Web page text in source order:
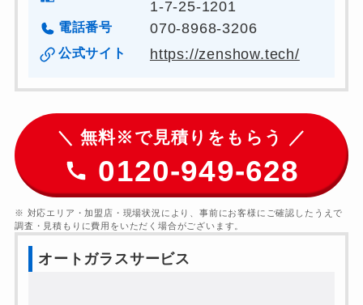
1-7-25-1201
電話番号 070-8968-3206
公式サイト https://zenshow.tech/
＼ 無料※で見積りをもらう ／
0120-949-628
※ 対応エリア・加盟店・現場状況により、事前にお客様にご確認したうえで
調査・見積もりに費用をいただく場合がございます。
オートガラスサービス